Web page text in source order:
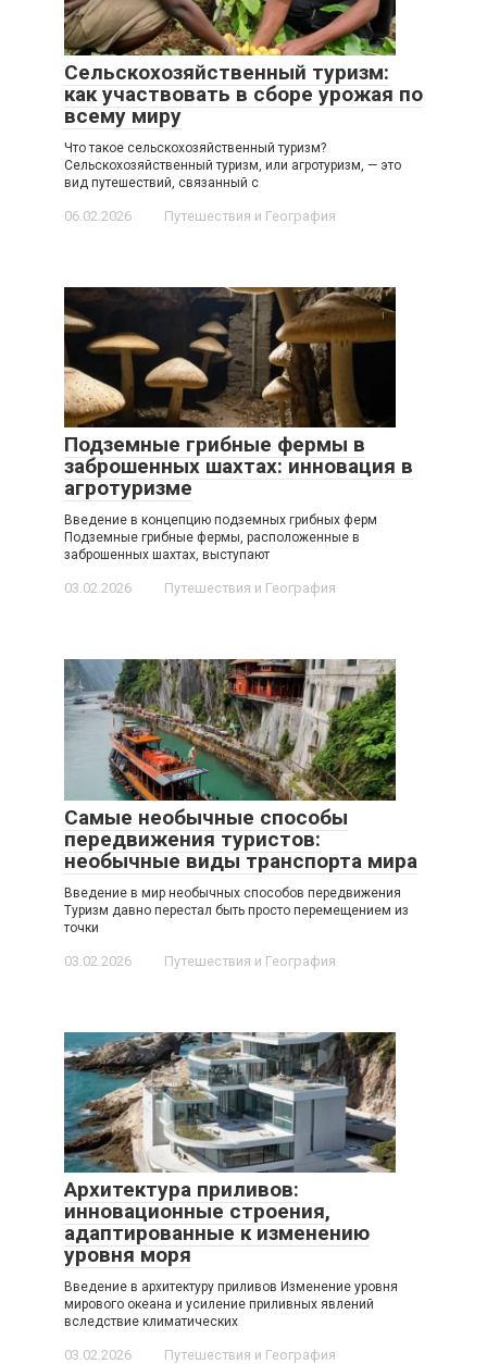
Сельскохозяйственный туризм:
как участвовать в сборе урожая по
всему миру
Что такое сельскохозяйственный туризм?
Сельскохозяйственный туризм, или агротуризм, — это
вид путешествий, связанный с
06.02.2026 Путешествия и География
Подземные грибные фермы в
заброшенных шахтах: инновация в
агротуризме
Введение в концепцию подземных грибных ферм
Подземные грибные фермы, расположенные в
заброшенных шахтах, выступают
03.02.2026 Путешествия и География
Самые необычные способы
передвижения туристов:
необычные виды транспорта мира
Введение в мир необычных способов передвижения
Туризм давно перестал быть просто перемещением из
точки
03.02.2026 Путешествия и География
Архитектура приливов:
инновационные строения,
адаптированные к изменению
уровня моря
Введение в архитектуру приливов Изменение уровня
мирового океана и усиление приливных явлений
вследствие климатических
03.02.2026 Путешествия и География